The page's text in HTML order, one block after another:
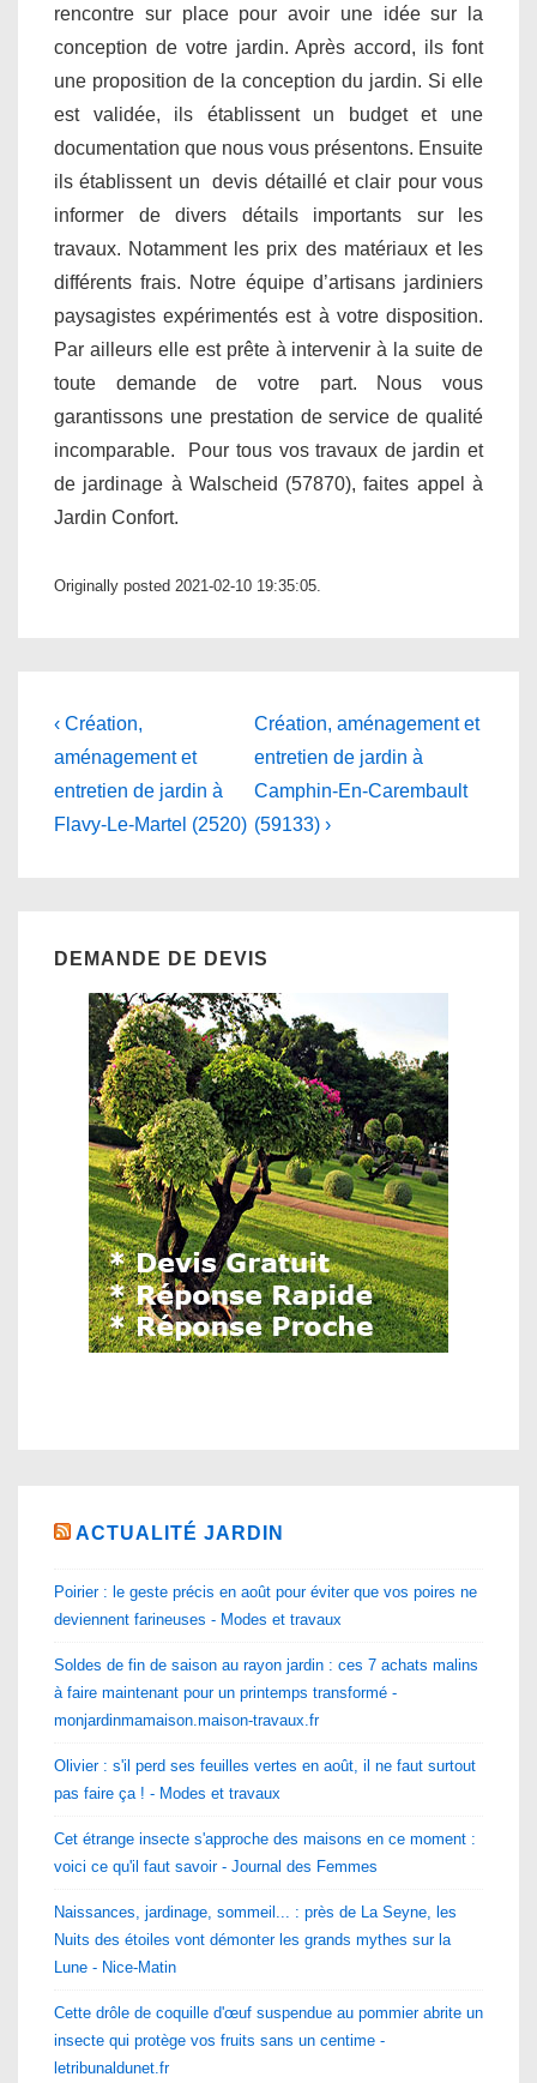
rencontre sur place pour avoir une idée sur la
conception de votre jardin. Après accord, ils font
une proposition de la conception du jardin. Si elle
est validée, ils établissent un budget et une
documentation que nous vous présentons. Ensuite
ils établissent un devis détaillé et clair pour vous
informer de divers détails importants sur les
travaux. Notamment les prix des matériaux et les
différents frais. Notre équipe d’artisans jardiniers
paysagistes expérimentés est à votre disposition.
Par ailleurs elle est prête à intervenir à la suite de
toute demande de votre part. Nous vous
garantissons une prestation de service de qualité
incomparable. Pour tous vos travaux de jardin et
de jardinage à Walscheid (57870), faites appel à
Jardin Confort.
Originally posted 2021-02-10 19:35:05.
Navigation
de
l’article
Previous
Post
is
‹ Création,
aménagement et
entretien de jardin à
Flavy-Le-Martel (2520)
Next
Post
is
Création, aménagement et
entretien de jardin à
Camphin-En-Carembault
(59133) ›
DEMANDE DE DEVIS
ACTUALITÉ JARDIN
Poirier : le geste précis en août pour éviter que vos poires ne
deviennent farineuses - Modes et travaux
Soldes de fin de saison au rayon jardin : ces 7 achats malins
à faire maintenant pour un printemps transformé -
monjardinmamaison.maison-travaux.fr
Olivier : s'il perd ses feuilles vertes en août, il ne faut surtout
pas faire ça ! - Modes et travaux
Cet étrange insecte s'approche des maisons en ce moment :
voici ce qu'il faut savoir - Journal des Femmes
Naissances, jardinage, sommeil... : près de La Seyne, les
Nuits des étoiles vont démonter les grands mythes sur la
Lune - Nice-Matin
Cette drôle de coquille d'œuf suspendue au pommier abrite un
insecte qui protège vos fruits sans un centime -
letribunaldunet.fr